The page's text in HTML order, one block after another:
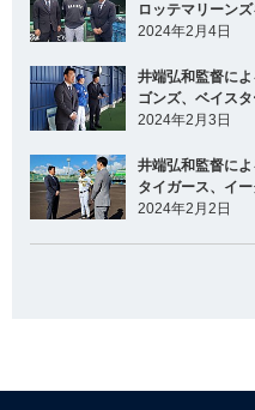
ロッテマリーン
2024年2月4日
井端弘和監督に
ゴンズ、ベイス
2024年2月3日
井端弘和監督に
タイガース、イ
2024年2月2日